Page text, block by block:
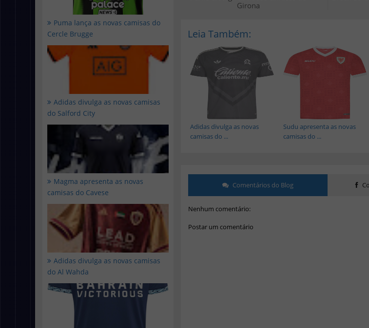
Puma lança as novas camisas do
Cercle Brugge
Adidas divulga as novas camisas
do Salford City
Magma apresenta as novas
camisas do Cavese
Adidas divulga as novas camisas
do Al Wahda
Girona
Leia Também:
Sudu apresenta as novas
camisas do ...
Adidas divulga as novas
camisas do ...
Comentários do Blog
Nenhum comentário:
Postar um comentário